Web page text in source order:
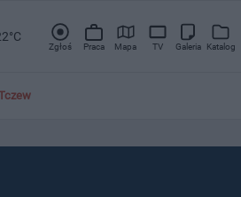
Zgłoś Praca Mapa TV Galeria Katalog